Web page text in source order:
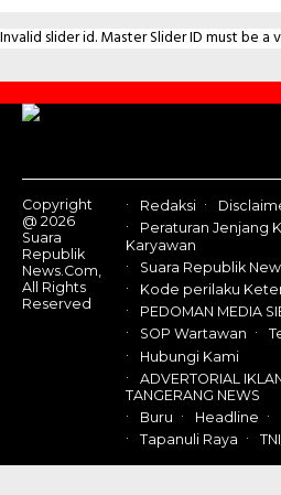
Invalid slider id. Master Slider ID must be a
Contact
Us
Copyright
@ 2026
Suara
Republik
News.Com,
All Rights
Reserved
Redaksi
Peraturan Jenjang
Karyawan
Suara Republik
Kode perilaku
PEDOMAN MEDIA
SOP Wartawan
Hubungi Kami
ADVERTORIAL
TANGERANG NEWS
Buru
Headline
Tapanuli Raya